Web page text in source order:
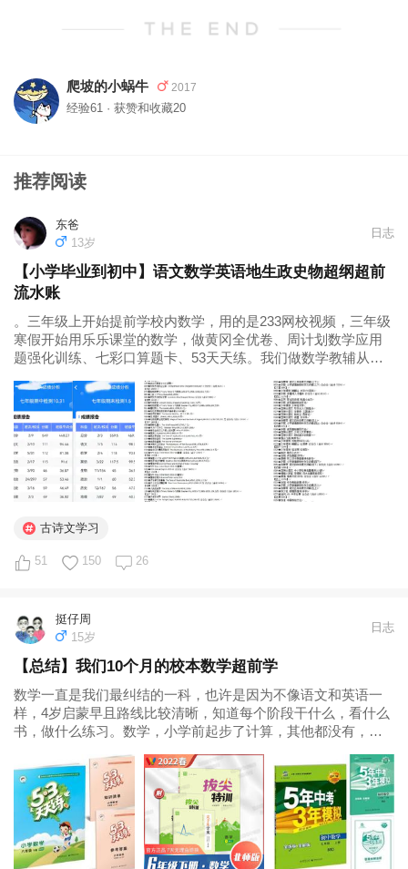
爬坡的小蜗牛 2017
经验61 · 获赞和收藏20
推荐阅读
东爸
13岁
日志
【小学毕业到初中】语文数学英语地生政史物超纲超前
流水账
。三年级上开始提前学校内数学，用的是233网校视频，三年级
寒假开始用乐乐课堂的数学，做黄冈全优卷、周计划数学应用
题强化训练、七彩口算题卡、53天天练。我们做数学教辅从不
练，目的作用各有不同，避免无效刷题。 ③四年级寒假学完数
学五年级下册，四年级下...
古诗文学习
51 150 26
挺仔周
15岁
日志
【总结】我们10个月的校本数学超前学
数学一直是我们最纠结的一科，也许是因为不像语文和英语一
样，4岁启蒙早且路线比较清晰，知道每个阶段干什么，看什么
书，做什么练习。数学，小学前起步了计算，其他都没有，后
换赛道，以校本超前学为主，快一年了，进展顺利，孩子的热
情也被点燃了。很多亲问我...